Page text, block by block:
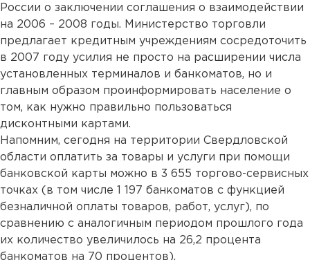
России о заключении соглашения о взаимодействии
на 2006 – 2008 годы. Министерство торговли
предлагает кредитным учреждениям сосредоточить
в 2007 году усилия не просто на расширении числа
установленных терминалов и банкоматов, но и
главным образом проинформировать население о
том, как нужно правильно пользоваться
дисконтными картами.
Напомним, сегодня на территории Свердловской
области оплатить за товары и услуги при помощи
банковской карты можно в 3 655 торгово-сервисных
точках (в том числе 1 197 банкоматов с функцией
безналичной оплаты товаров, работ, услуг), по
сравнению с аналогичным периодом прошлого года
их количество увеличилось на 26,2 процента
банкоматов на 70 процентов).